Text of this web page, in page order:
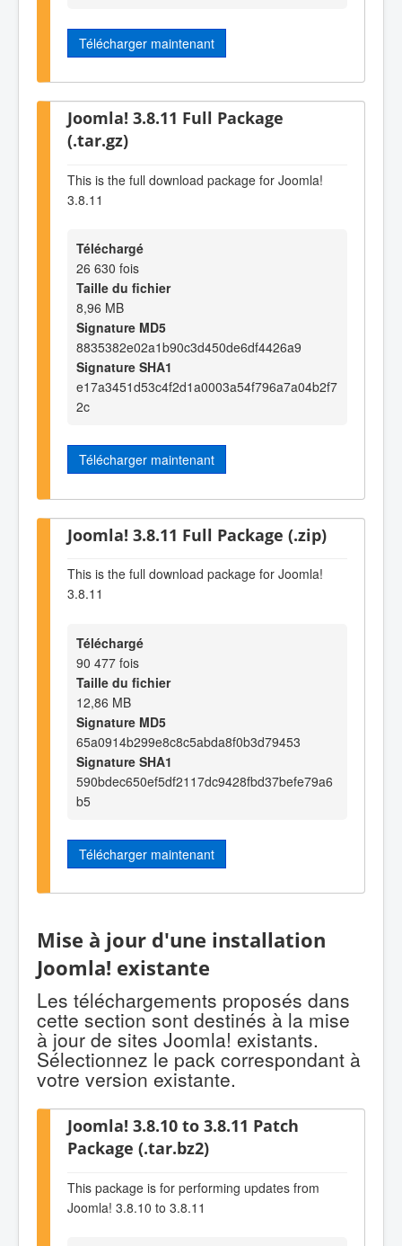
Télécharger maintenant
Joomla! 3.8.11 Full Package
(.tar.gz)
This is the full download package for Joomla!
3.8.11
Téléchargé
26 630 fois
Taille du fichier
8,96 MB
Signature MD5
8835382e02a1b90c3d450de6df4426a9
Signature SHA1
e17a3451d53c4f2d1a0003a54f796a7a04b2f7
2c
Télécharger maintenant
Joomla! 3.8.11 Full Package (.zip)
This is the full download package for Joomla!
3.8.11
Téléchargé
90 477 fois
Taille du fichier
12,86 MB
Signature MD5
65a0914b299e8c8c5abda8f0b3d79453
Signature SHA1
590bdec650ef5df2117dc9428fbd37befe79a6
b5
Télécharger maintenant
Mise à jour d'une installation
Joomla! existante
Les téléchargements proposés dans
cette section sont destinés à la mise
à jour de sites Joomla! existants.
Sélectionnez le pack correspondant à
votre version existante.
Joomla! 3.8.10 to 3.8.11 Patch
Package (.tar.bz2)
This package is for performing updates from
Joomla! 3.8.10 to 3.8.11